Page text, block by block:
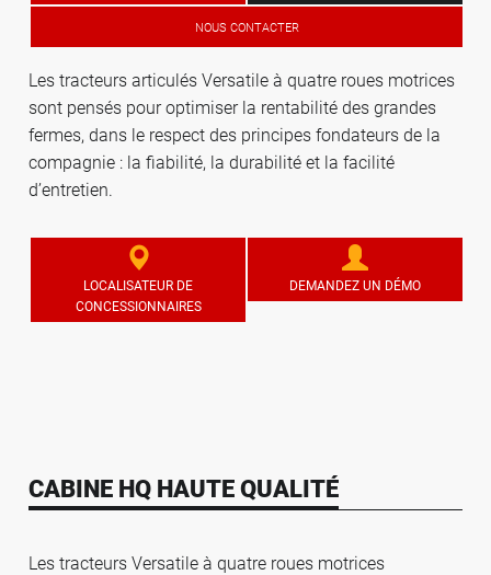
NOUS CONTACTER
Les tracteurs articulés Versatile à quatre roues motrices
sont pensés pour optimiser la rentabilité des grandes
fermes, dans le respect des principes fondateurs de la
compagnie : la fiabilité, la durabilité et la facilité
d’entretien.
LOCALISATEUR DE
CONCESSIONNAIRES
DEMANDEZ UN DÉMO
CABINE HQ HAUTE QUALITÉ
Les tracteurs Versatile à quatre roues motrices